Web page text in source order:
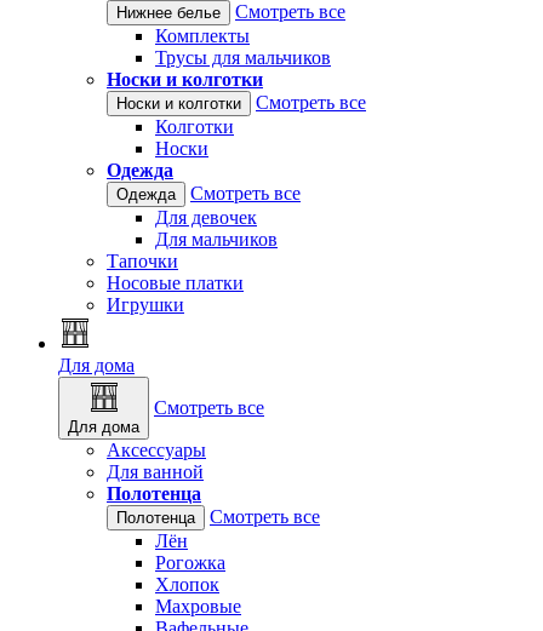
Нижнее белье
Смотреть все
Комплекты
Трусы для мальчиков
Носки и колготки
Носки и колготки
Смотреть все
Колготки
Носки
Одежда
Одежда
Смотреть все
Для девочек
Для мальчиков
Тапочки
Носовые платки
Игрушки
Для дома
Для дома
Смотреть все
Аксессуары
Для ванной
Полотенца
Полотенца
Смотреть все
Лён
Рогожка
Хлопок
Махровые